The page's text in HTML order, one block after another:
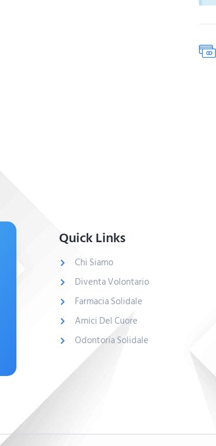
Quick Links
Chi Siamo
Diventa Volontario
Farmacia Solidale
Amici Del Cuore
Odontoria Solidale